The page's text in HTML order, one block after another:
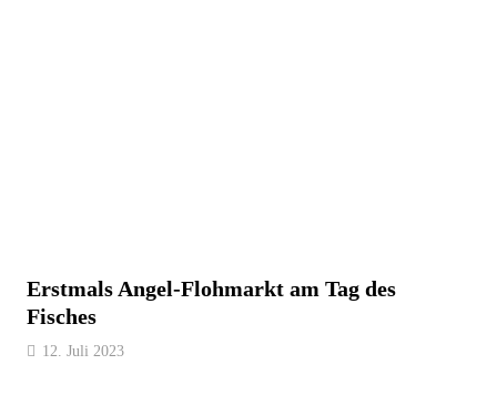
Erstmals Angel-Flohmarkt am Tag des
Fisches
12. Juli 2023